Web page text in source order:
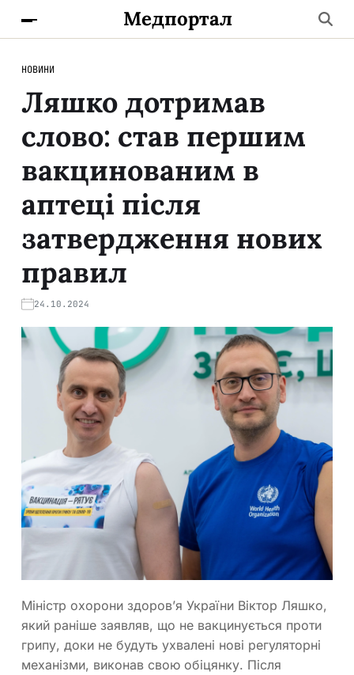
Медпортал
НОВИНИ
Ляшко дотримав
слово: став першим
вакцинованим в
аптеці після
затвердження нових
правил
24.10.2024
Міністр охорони здоров’я України Віктор Ляшко,
який раніше заявляв, що не вакцинується проти
грипу, доки не будуть ухвалені нові регуляторні
механізми, виконав свою обіцянку. Після